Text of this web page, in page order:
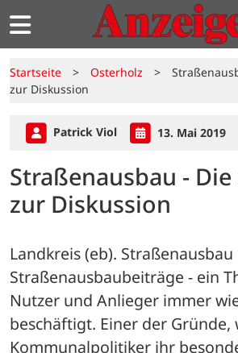
Startseite > Osterholz >
zur Diskussion
Patrick Viol 13. Mai 2019
Straßenausbau - Die
zur Diskussion
Landkreis (eb).
Straßenausbaubeiträge - ein
Nutzer und Anlieger immer
beschäftigt. Einer der Gründe,
Kommunalpolitiker ihr